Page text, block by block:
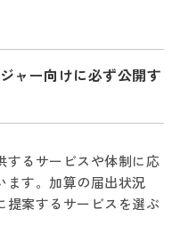
ャー向けに必ず公開す
するサービスや体制に応
ます。加算の届出状況
提案するサービスを選ぶ